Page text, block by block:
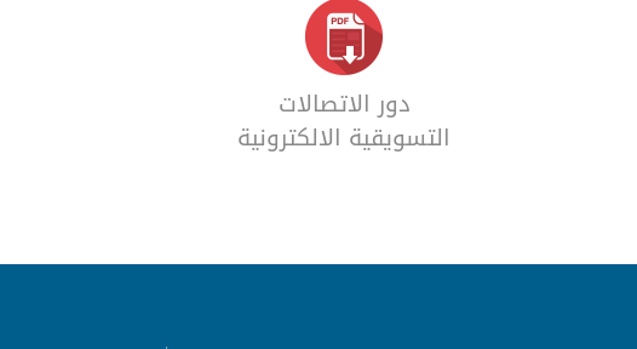
دور الاتصالات
التسويقية الالكترونية